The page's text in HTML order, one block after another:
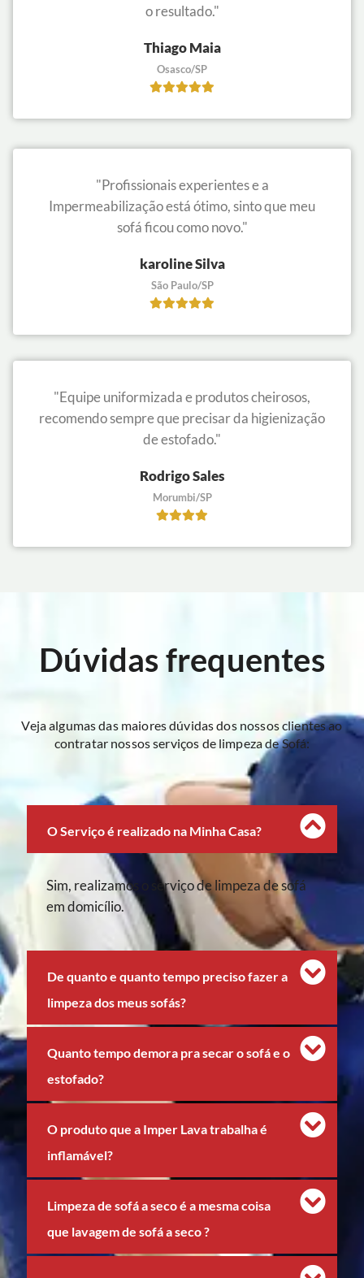
o resultado."
Thiago Maia
Osasco/SP
"Profissionais experientes e a
Impermeabilização está ótimo, sinto que meu
sofá ficou como novo."
karoline Silva
São Paulo/SP
"Equipe uniformizada e produtos cheirosos,
recomendo sempre que precisar da higienização
de estofado."
Rodrigo Sales
Morumbi/SP
Dúvidas frequentes
Veja algumas das maiores dúvidas dos nossos clientes ao
contratar nossos serviços de limpeza de Sofá:
O Serviço é realizado na Minha Casa?
Sim, realizamos o serviço de limpeza de sofá
em domicílio.
De quanto e quanto tempo preciso fazer a
limpeza dos meus sofás?
Quanto tempo demora pra secar o sofá e o
estofado?
O produto que a Imper Lava trabalha é
inflamável?
Limpeza de sofá a seco é a mesma coisa
que lavagem de sofá a seco ?